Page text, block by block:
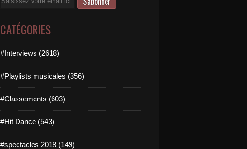
CATÉGORIES
#Interviews (2618)
#Playlists musicales (856)
#Classements (603)
#Hit Dance (543)
#spectacles 2018 (149)